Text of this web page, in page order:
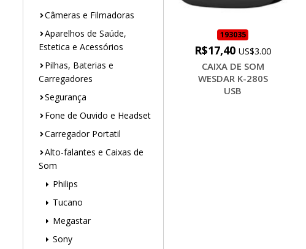
Câmeras e Filmadoras
Aparelhos de Saúde,
Estetica e Acessórios
Pilhas, Baterias e
Carregadores
Segurança
Fone de Ouvido e Headset
Carregador Portatil
Alto-falantes e Caixas de
Som
Philips
Tucano
Megastar
Sony
193035
R$17,40 US$3.00
CAIXA DE SOM
WESDAR K-280S
USB